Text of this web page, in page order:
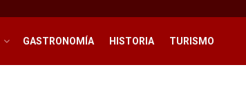
GASTRONOMÍA HISTORIA TURISMO